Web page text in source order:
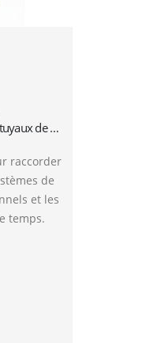
Kit d’installation de climatiseurs au sol avec tuyaux de 6 mètres 1/4″+3/8″SAE
raccorder
de
et les
temps.